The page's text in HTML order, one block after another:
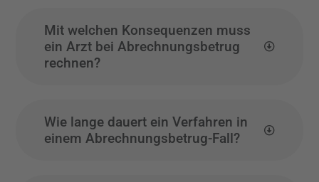
Mit welchen Konsequenzen muss
ein Arzt bei Abrechnungsbetrug
rechnen?
Wie lange dauert ein Verfahren in
einem Abrechnungsbetrug-Fall?